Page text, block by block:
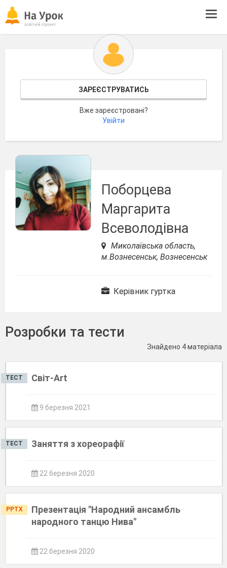
ЗАРЕЄСТРУВАТИСЬ
Вже зареєстровані?
Увійти
Поборцева
Маргарита
Всеволодівна
Миколаївська область,
м.Вознесенськ, Вознесенськ
Керівник гуртка
Розробки та тести
Знайдено 4 матеріала
ТЕСТ Світ-Art
9 березня 2021
ТЕСТ Заняття з хореорафії
22 березня 2020
PPTX
Презентація "Народний ансамбль
народного танцю Нива"
22 березня 2020